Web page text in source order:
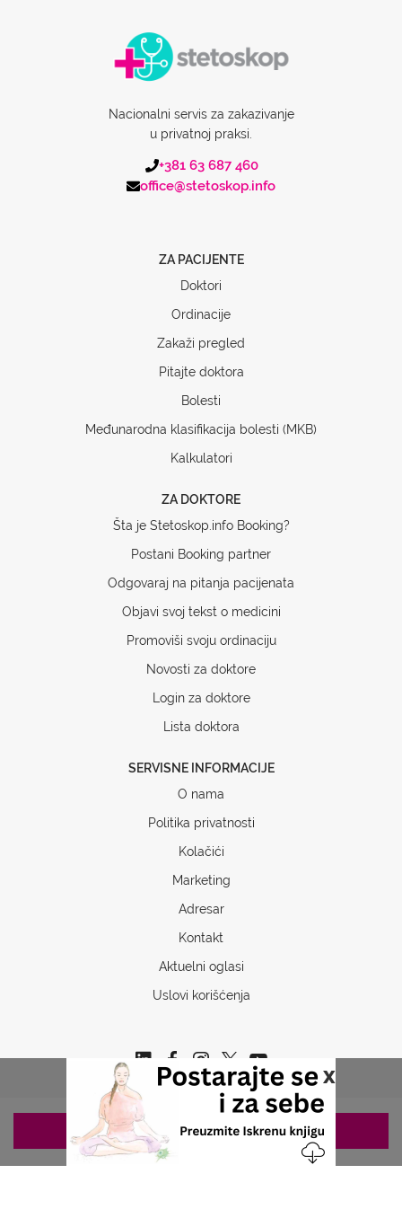
x
Nacionalni servis za zakazivanje
u privatnoj praksi.
+381 63 687 460
office@stetoskop.info
ZA PACIJENTE
Doktori
Ordinacije
Zakaži pregled
Pitajte doktora
Bolesti
Međunarodna klasifikacija bolesti (MKB)
Kalkulatori
ZA DOKTORE
Šta je Stetoskop.info Booking?
Postani Booking partner
Odgovaraj na pitanja pacijenata
Objavi svoj tekst o medicini
Promoviši svoju ordinaciju
Novosti za doktore
Login za doktore
Lista doktora
SERVISNE INFORMACIJE
O nama
Politika privatnosti
Kolačići
Marketing
Adresar
Kontakt
Aktuelni oglasi
Uslovi korišćenja
Copyrights © 2026 Sva prava www.stetoskop.info
ZAKAZIVANJE 063/687-460